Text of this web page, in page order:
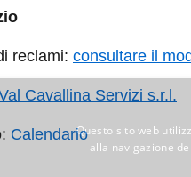
reclami:consultare il
Cavallina Servizi s.r.l.
Questo sito web
alla navigazione